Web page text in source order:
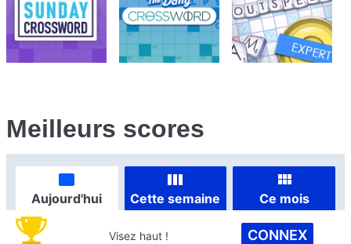
Meilleurs scores
Aujourd'hui Cette semaine Ce mois
Visez haut ! CONNEX